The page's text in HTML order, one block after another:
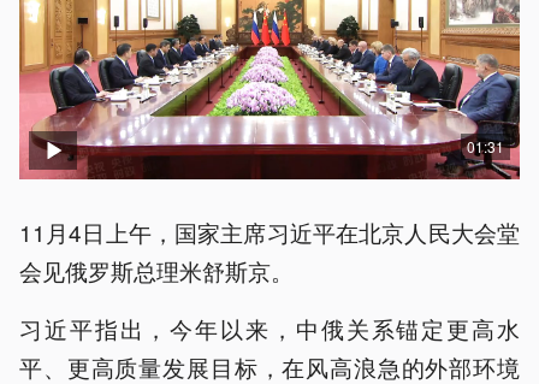
01:31
11月4日上午，国家主席习近平在北京人民大会堂
会见俄罗斯总理米舒斯京。
习近平指出，今年以来，中俄关系锚定更高水
平、更高质量发展目标，在风高浪急的外部环境